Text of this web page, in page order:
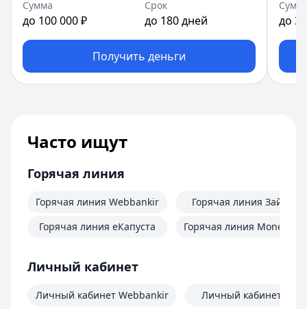
Сумма
до 100 000 ₽
Срок
до 180 дней
Получить деньги
до
Часто ищут
Горячая линия
Горячая линия Webbankir
Горячая линия еКапуста
Горячая линия Займер
Горячая линия
Личный кабинет
Личный кабинет Webbankir
Личный кабинет